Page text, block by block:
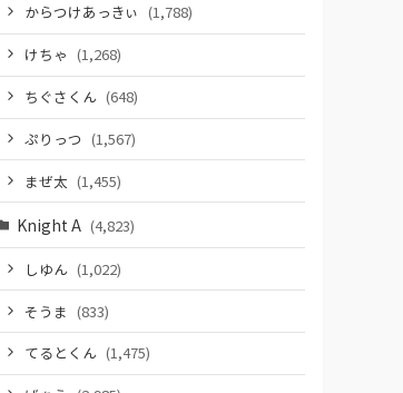
からつけあっきぃ (1,788)
けちゃ (1,268)
ちぐさくん (648)
ぷりっつ (1,567)
まぜ太 (1,455)
Knight A (4,823)
しゆん (1,022)
そうま (833)
てるとくん (1,475)